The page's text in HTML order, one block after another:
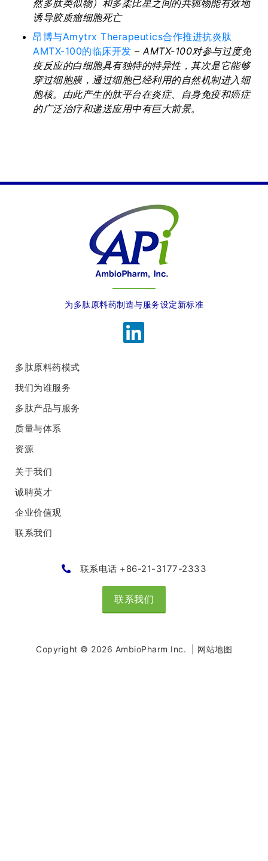
然多肽类似物）和多柔比星之间的共轭物能有效地
诱导胶质瘤细胞死亡
昂博与Amytrx Therapeutics合作推进抗炎肽
AMTX-100的临床开发 –AMTX-100对参与过度免
疫反应的白细胞具有独特的特异性，其次是它能够
穿过细胞膜，通过细胞已经利用的自然机制进入细
胞核。由此产生的肽平台在炎症、自身免疫和癌症
的广泛治疗和递送应用中有巨大前景。
PREVIOUS
为多肽原料药制造与服务设定新标准
多肽原料药模式
我们为谁服务
多肽产品与服务
质量与体系
资源
关于我们
诚聘英才
企业价值观
联系我们
联系电话 +86-21-3177-2333
联系我们
Copyright © 2026 AmbioPharm Inc. | 网站地图